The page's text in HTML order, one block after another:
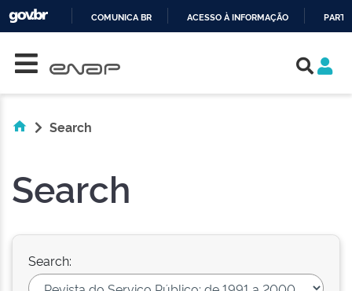
COMUNICA BR ACESSO À INFORMAÇÃO
Search
Search
Search: